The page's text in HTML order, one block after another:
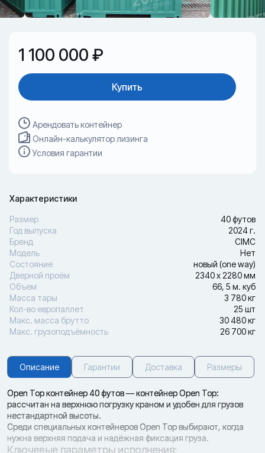
1 100 000 ₽
Купить
Арендовать контейнер
Онлайн-калькулятор лизинга
Условия гарантии
Характеристики
Размер
40 футов
Год выпуска
2024 г.
Бренд
CIMC
Модель
Нет
Состояние
новый (one way)
Дверной проём
2340 х 2280 мм
Объем
66, 5 м. куб
Масса тары
3 780 кг
Кол-во европаллет
25 шт
Макс. масса брутто
30 480 кг
Макс. грузоподъёмность
26 700 кг
Описание Гарантии Доставка Размеры
Open Top контейнер 40 футов — контейнер Open Top:
рассчитан на верхнюю погрузку краном и удобен для грузов
нестандартной высоты.
Среди специальных контейнеров Open Top выбирают, когда
нужна верхняя подача и надёжная фиксация груза.
Ключевые параметры исполнения: